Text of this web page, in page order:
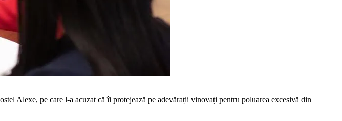
Alexe, pe care l-a acuzat că îi protejează pe adevărații vinovați pentru poluarea excesivă din